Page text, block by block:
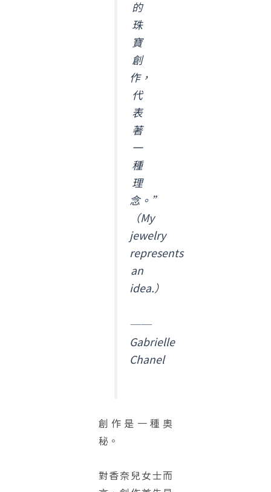
的
珠
寶
創
作，
代
表
著
一
種
理
念。”
（My
jewelry
represents
an
idea.）
──
Gabrielle
Chanel
創作是一種奧
秘。
對香奈兒女士而